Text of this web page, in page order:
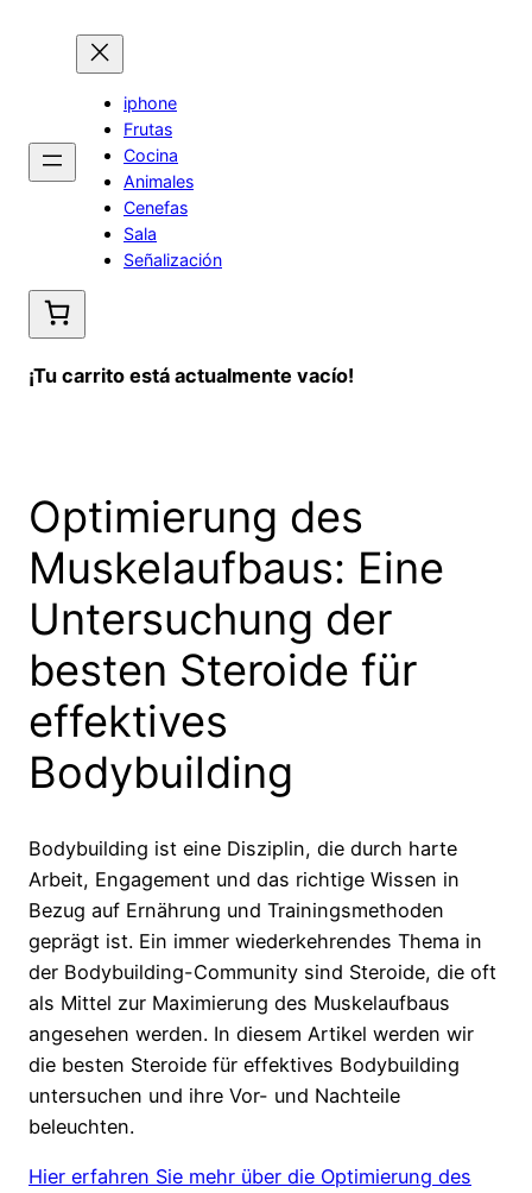
contenido
iphone
Frutas
Cocina
Animales
Cenefas
Sala
Señalización
¡Tu carrito está actualmente vacío!
Optimierung des
Muskelaufbaus: Eine
Untersuchung der
besten Steroide für
effektives
Bodybuilding
Bodybuilding ist eine Disziplin, die durch harte
Arbeit, Engagement und das richtige Wissen in
Bezug auf Ernährung und Trainingsmethoden
geprägt ist. Ein immer wiederkehrendes Thema in
der Bodybuilding-Community sind Steroide, die oft
als Mittel zur Maximierung des Muskelaufbaus
angesehen werden. In diesem Artikel werden wir
die besten Steroide für effektives Bodybuilding
untersuchen und ihre Vor- und Nachteile
beleuchten.
Hier erfahren Sie mehr über die Optimierung des